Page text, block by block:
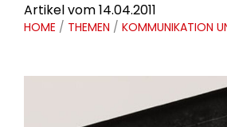
Artikel vom 14.04.2011
HOME / THEMEN / KOMMUNIKATION